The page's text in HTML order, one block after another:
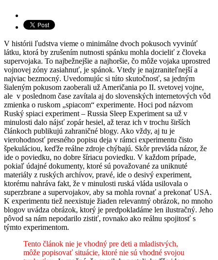
V histórii ľudstva vieme o minimálne dvoch pokusoch vyvinúť
látku, ktorá by zrušením nutnosti spánku mohla docieliť z človeka
supervojaka. To najbežnejšie a najhoršie, čo môže vojaka uprostred
vojnovej zóny zasiahnuť, je spánok. Vtedy je najzraniteľnejší a
najviac bezmocný. Uvedomujúc si túto skutočnosť, sa jedným
šialeným pokusom zaoberali už Američania po II. svetovej vojne,
ale v poslednom čase zavítala aj do slovenských internetových vôd
zmienka o ruskom „spiacom“ experimente. Hoci pod názvom
Ruský spiaci experiment – Russia Sleep Experiment sa už v
minulosti dalo nájsť zopár hesiel, až teraz ich v trochu širších
článkoch publikujú zahraničné blogy. Ako vždy, aj tu je
vierohodnosť presného popisu deja v rámci experimentu čisto
špekuláciou, keďže reálne zdroje chýbajú. Skôr prevláda názor, že
ide o poviedku, no dobre šíriacu poviedku. V každom prípade,
pokiaľ údajné dokumenty, ktoré sú považované za uniknuté
materiály z ruských archívov, pravé, ide o desivý experiment,
ktorému nahráva fakt, že v minulosti ruská vláda usilovala o
superzbrane a supervojakov, aby sa mohla rovnať a prekonať USA.
K experimentu tiež neexistuje žiaden relevantný obrázok, no mnoho
blogov uvádza obrázok, ktorý je predpokladáme len ilustračný. Jeho
pôvod sa nám nepodarilo zistiť, rovnako ako reálnu spojitosť s
týmto experimentom.
Tento článok nie je vhodný pre deti a mladistvých,
môže popisovať situácie, ktoré nie sú vhodné svojou